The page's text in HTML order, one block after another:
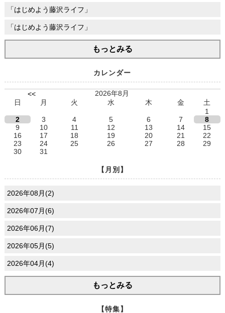
「はじめよう藤沢ライフ」
「はじめよう藤沢ライフ」
もっとみる
カレンダー
<<
2026年8月
日
月 火 水 木 金
土
1
2
3 4 5 6 7
8
9
10 11 12 13 14
15
16
17 18 19 20 21
22
23
24 25 26 27 28
29
30
31
【月別】
2026年08月(2)
2026年07月(6)
2026年06月(7)
2026年05月(5)
2026年04月(4)
もっとみる
【特集】